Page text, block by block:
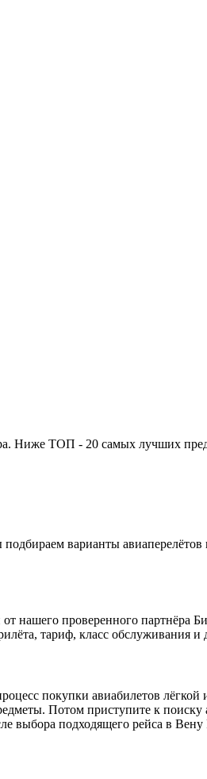
Ниже ТОП - 20 самых лучших
варианты
нашего проверенного партнёра
тариф, класс обслуживания и
покупки авиабилетов
Потом приступите к
выбора подходящего рейса в